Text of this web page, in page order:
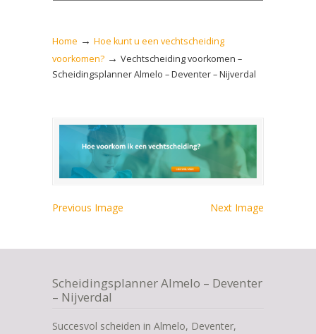
Home → Hoe kunt u een vechtscheiding
voorkomen? → Vechtscheiding voorkomen –
Scheidingsplanner Almelo – Deventer – Nijverdal
Previous Image Next Image
Scheidingsplanner Almelo – Deventer
– Nijverdal
Succesvol scheiden in Almelo, Deventer,